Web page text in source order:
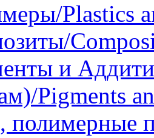
Plastics
и
Pigments